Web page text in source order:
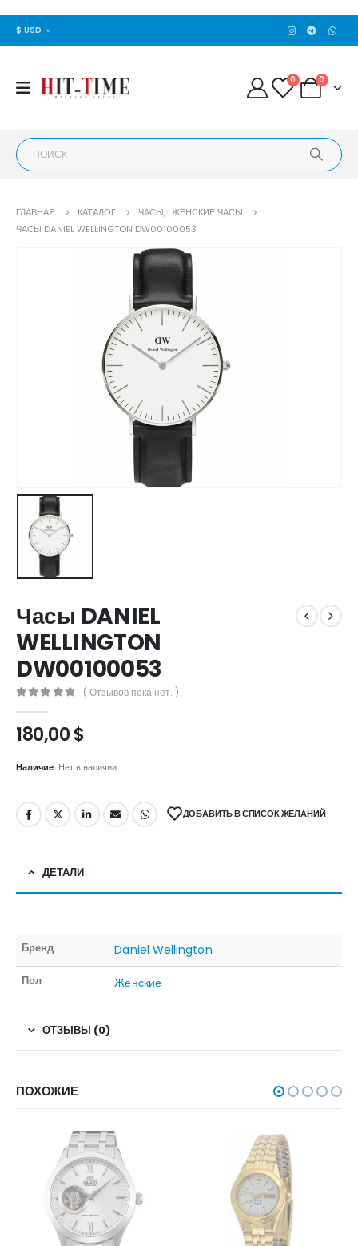
$ USD
0 0
ГЛАВНАЯ КАТАЛОГ ЧАСЫ, ЖЕНСКИЕ ЧАСЫ
ЧАСЫ DANIEL WELLINGTON DW00100053
Часы DANIEL
WELLINGTON
DW00100053
( Отзывов пока нет. )
180,00$
Наличие: Нет в наличии
ДОБАВИТЬ В СПИСОК ЖЕЛАНИЙ
ДЕТАЛИ
Бренд Daniel Wellington
Пол Женские
ОТЗЫВЫ (0)
ПОХОЖИЕ
НЕТ В НАЛИЧИИ НЕТ В НАЛИЧИИ